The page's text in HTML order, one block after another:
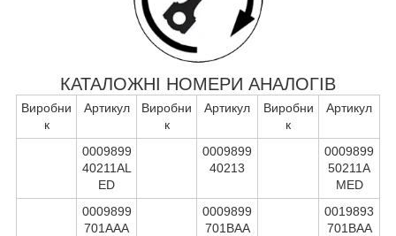
КАТАЛОЖНІ НОМЕРИ АНАЛОГІВ
Виробни
к
Артикул
Виробни
к
Артикул
Виробни
к
Артикул
0009899
40211AL
ED
0009899
40213
0009899
50211A
MED
0009899
701AAA
0009899
701BAA
0019893
701BAA